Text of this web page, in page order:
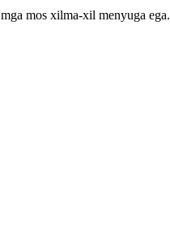
mos xilma-xil menyuga ega.